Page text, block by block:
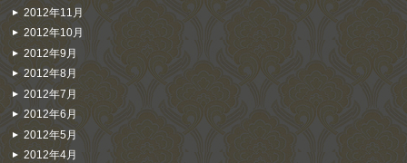
2012年11月
2012年10月
2012年9月
2012年8月
2012年7月
2012年6月
2012年5月
2012年4月